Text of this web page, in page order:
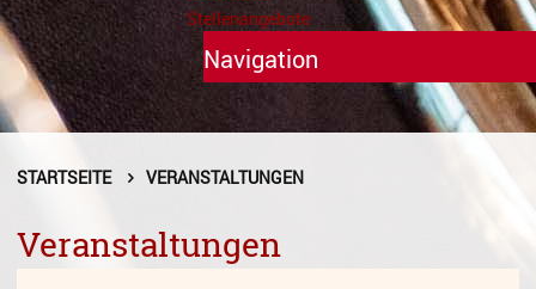
Stellenangebote
Navigation
Unterricht
Fächer A - Z
STARTSEITE VERANSTALTUNGEN
Veranstaltungen